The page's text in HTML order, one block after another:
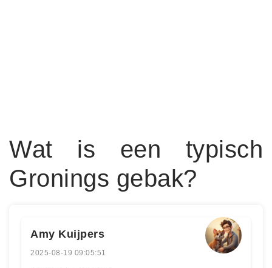
Wat is een typisch
Gronings gebak?
Amy Kuijpers
2025-08-19 09:05:51